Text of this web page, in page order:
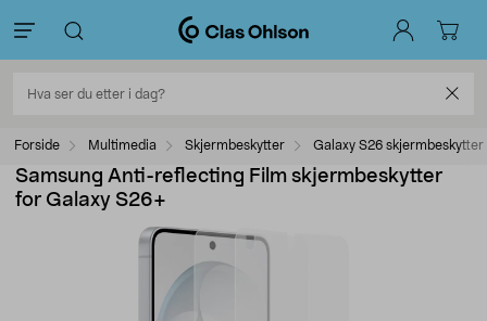
Forside Multimedia Skjermbeskytter Galaxy S26 skjermbeskytter
Samsung Anti-reflecting Film skjermbeskytter
for Galaxy S26+